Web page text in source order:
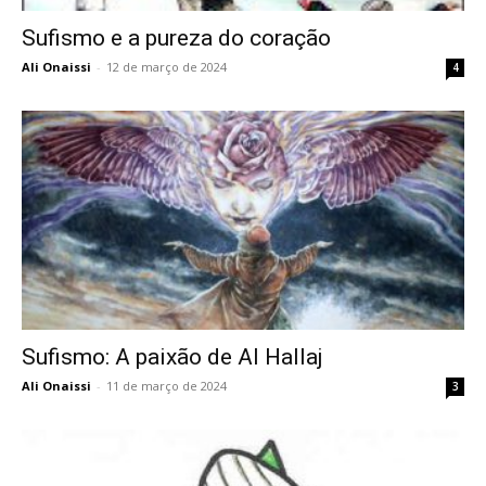
Sufismo e a pureza do coração
Ali Onaissi - 12 de março de 2024 4
Sufismo: A paixão de Al Hallaj
Ali Onaissi - 11 de março de 2024 3